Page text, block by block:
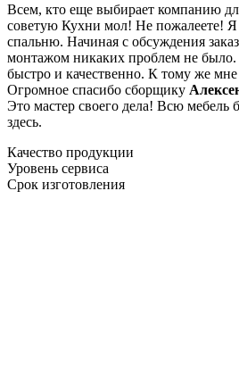
Всем, кто еще выбирает компанию
советую Кухни мол! Не пожалеете! Я
спальню. Начиная с обсуждения
монтажом никаких проблем не было.
быстро и качественно. К тому же
Огромное спасибо сборщику
Это мастер своего дела! Всю мебель
здесь.
Качество продукции
Уровень сервиса
Срок изготовления